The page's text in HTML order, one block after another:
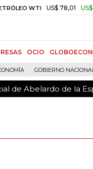
WTI US$ 78,01 US$ 2,92
OCIO
GOBIERNO
de Abelardo de la
de Abelardo de la